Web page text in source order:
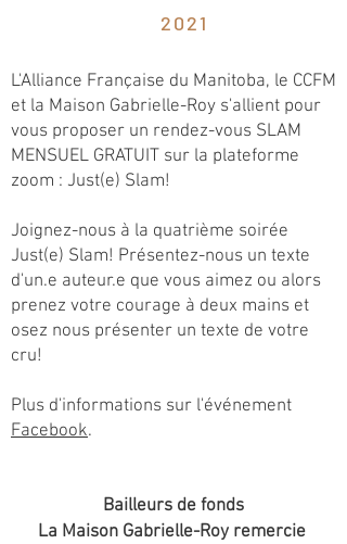
2021
L'Alliance Française du Manitoba, le CCFM
et la Maison Gabrielle-Roy s'allient pour
vous proposer un rendez-vous SLAM
MENSUEL GRATUIT sur la plateforme
zoom : Just(e) Slam!
Joignez-nous à la quatrième soirée
Just(e) Slam! Présentez-nous un texte
d'un.e auteur.e que vous aimez ou alors
prenez votre courage à deux mains et
osez nous présenter un texte de votre
cru!
Plus d'informations sur l'événement
Facebook.
Bailleurs de fonds
La Maison Gabrielle-Roy remercie